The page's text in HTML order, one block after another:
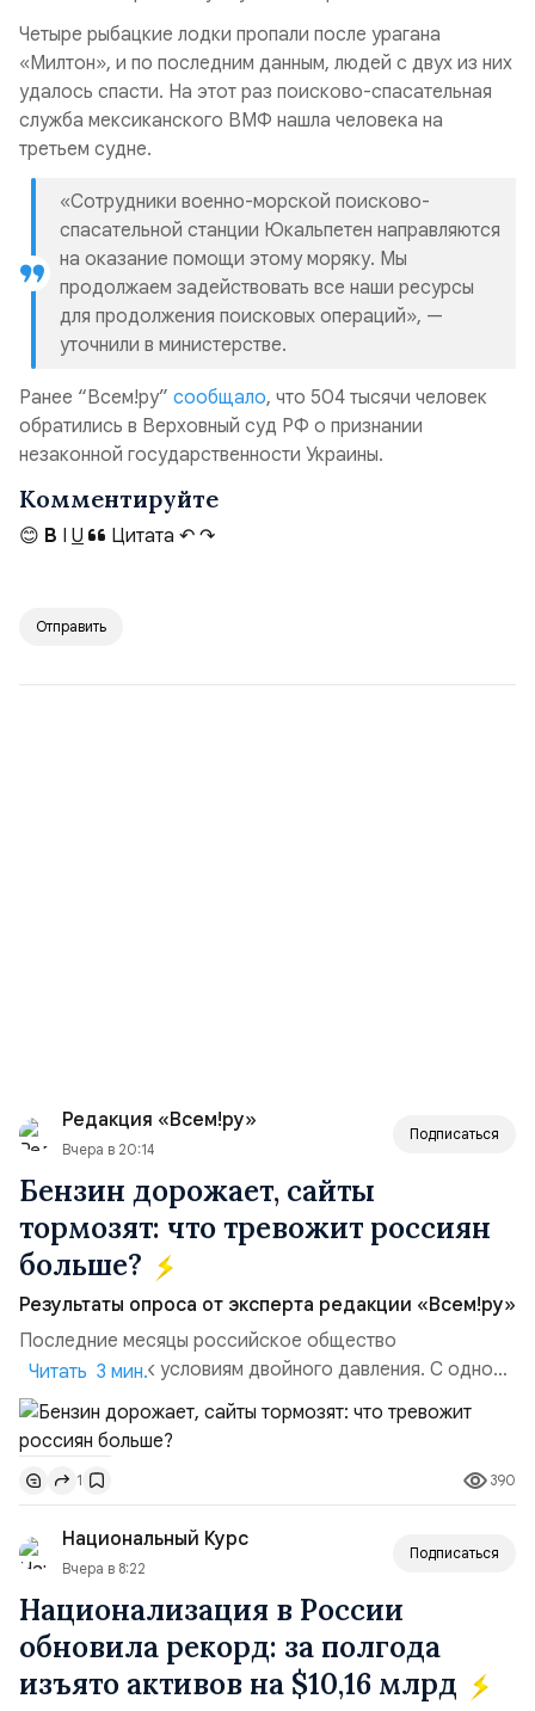
Четыре рыбацкие лодки пропали после урагана
«Милтон», и по последним данным, людей с двух из них
удалось спасти. На этот раз поисково-спасательная
служба мексиканского ВМФ нашла человека на
третьем судне.
«Сотрудники военно-морской поисково-
спасательной станции Юкальпетен направляются
на оказание помощи этому моряку. Мы
продолжаем задействовать все наши ресурсы
для продолжения поисковых операций», —
уточнили в министерстве.
Ранее “Всем!ру” сообщало, что 504 тысячи человек
обратились в Верховный суд РФ о признании
незаконной государственности Украины.
Комментируйте
😊 B I U Цитата ↶ ↷
Отправить
Редакция «Всем!ру»
Вчера в 20:14
Подписаться
Бензин дорожает, сайты
тормозят: что тревожит россиян
больше?
Результаты опроса от эксперта редакции «Всем!ру»
Последние месяцы российское общество
адаптируется к условиям двойного давления. С одной
стороны, происходит рост цен на товары первой
необходимости, инфляция и локальные сбои в
поставках бензина. А с другой – технологическая
турбулентность: перебои в работе интернета,
блокировки сайтов, необходимость осваивать VPN и
российские платформы.Что из этого бье...
Читать 3 мин.
1 390
Национальный Курс
Вчера в 8:22
Подписаться
Национализация в России
обновила рекорд: за полгода
изъято активов на $10,16 млрд